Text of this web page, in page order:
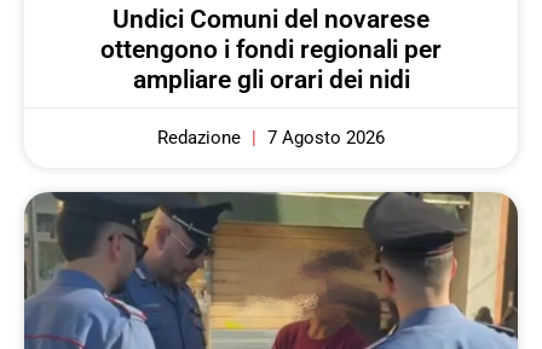
Undici Comuni del novarese
ottengono i fondi regionali per
ampliare gli orari dei nidi
Redazione 7 Agosto 2026